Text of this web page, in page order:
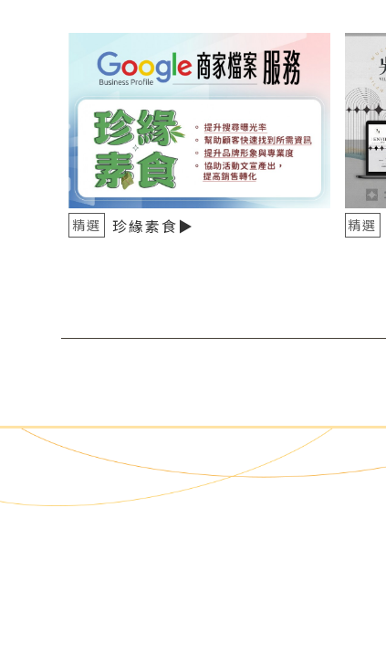
珍緣素食▶️
精選 精選